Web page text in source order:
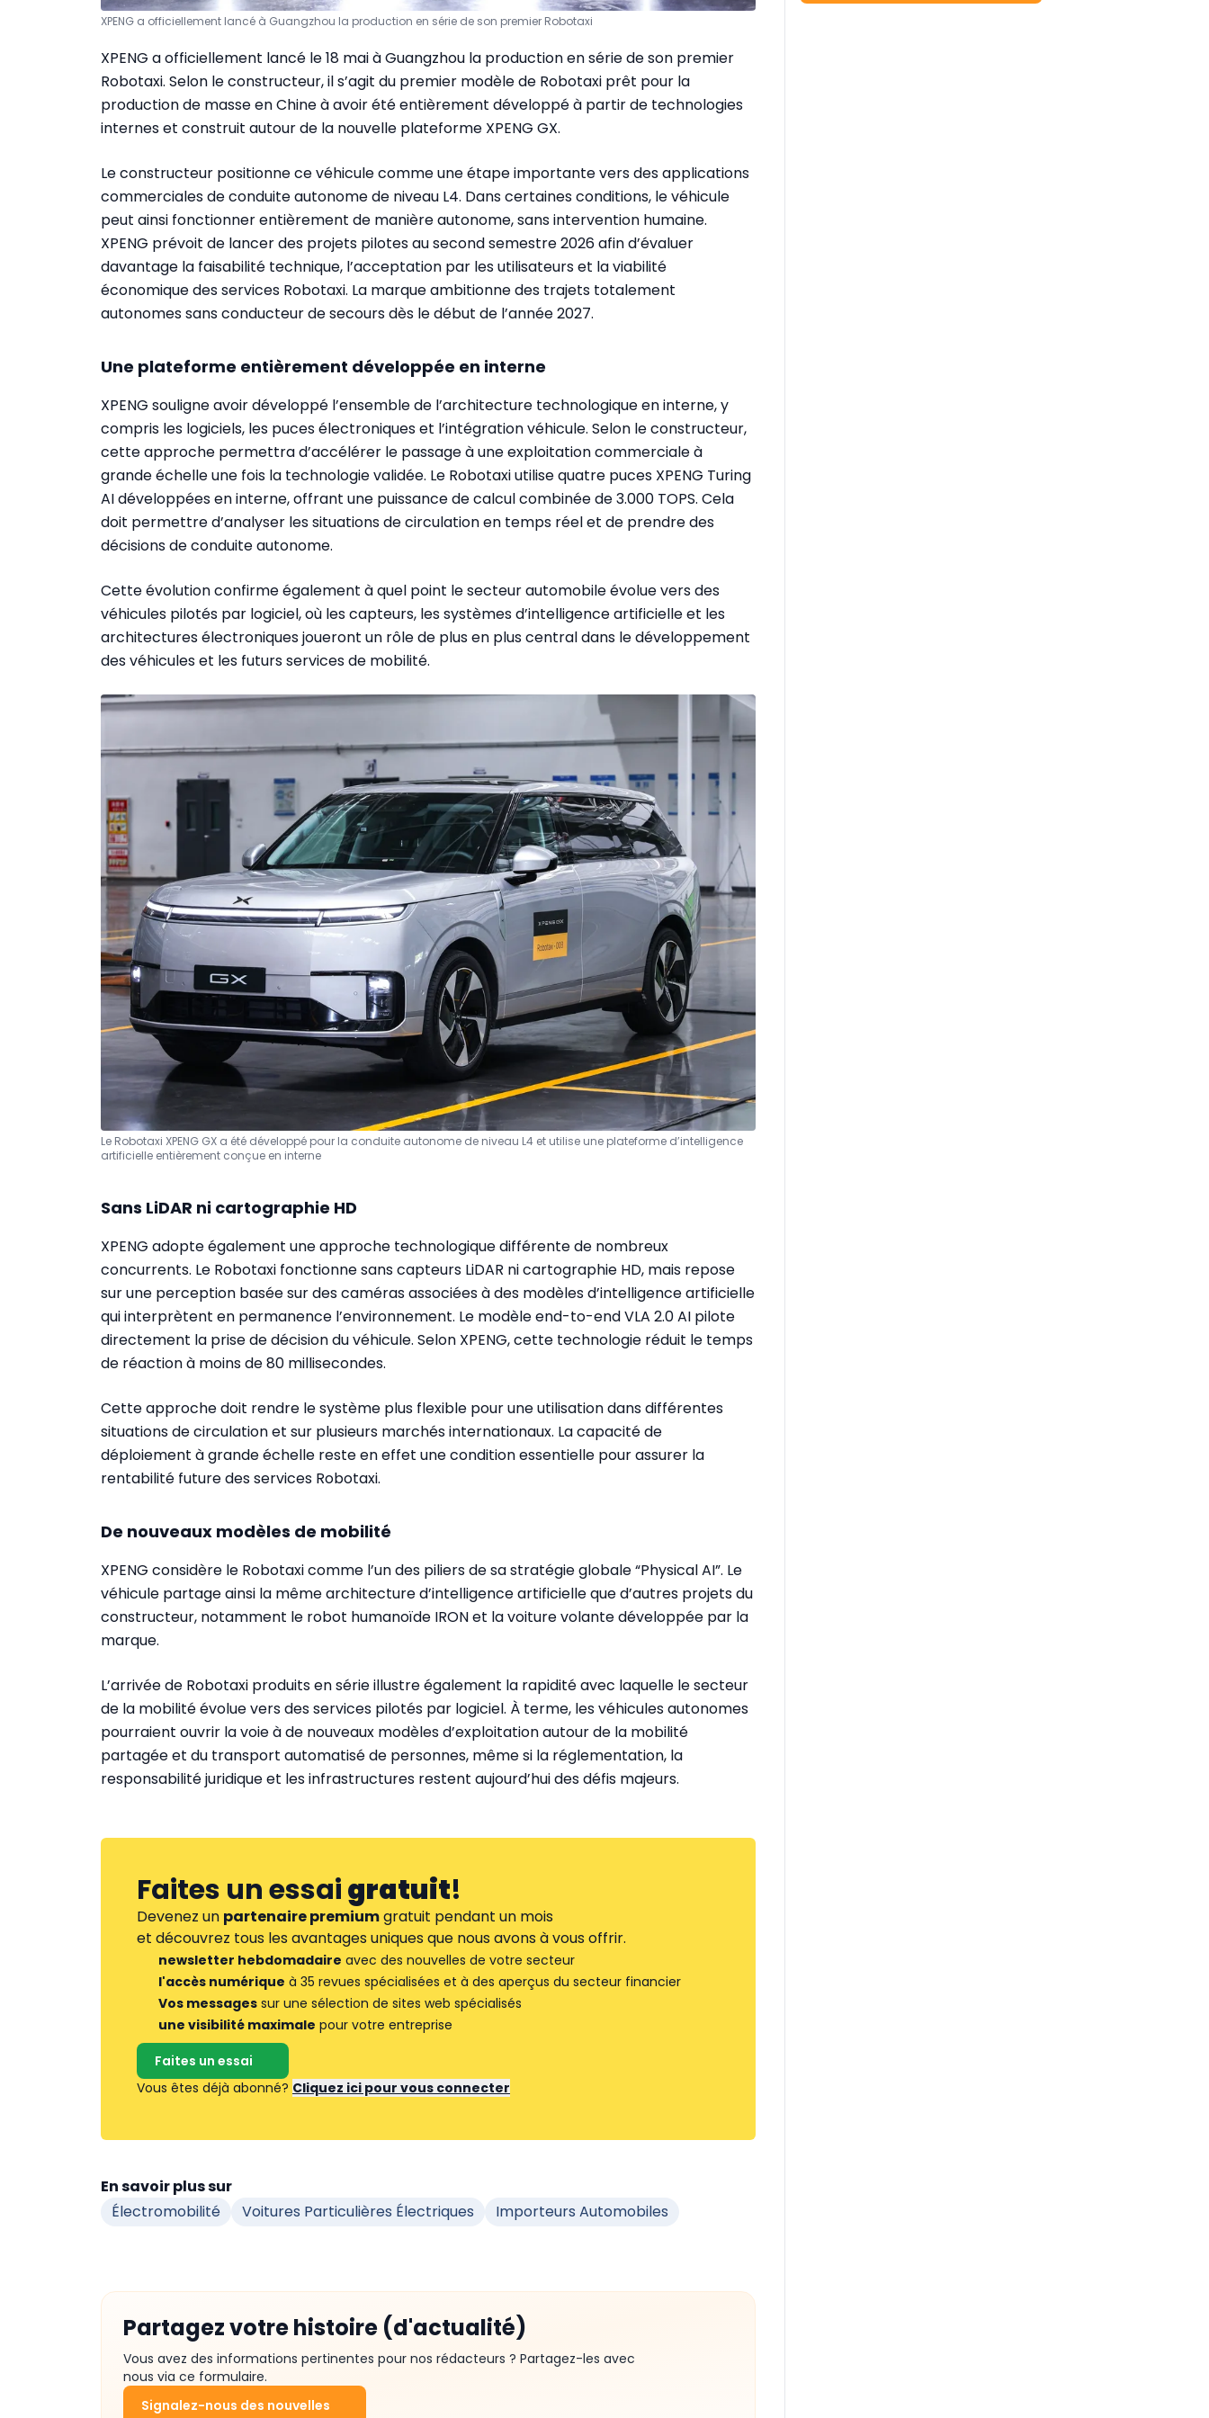
XPENG a officiellement lancé à Guangzhou la production en série de son premier Robotaxi
XPENG a officiellement lancé le 18 mai à Guangzhou la production en série de son premier
Robotaxi. Selon le constructeur, il s’agit du premier modèle de Robotaxi prêt pour la
production de masse en Chine à avoir été entièrement développé à partir de technologies
internes et construit autour de la nouvelle plateforme XPENG GX.
Le constructeur positionne ce véhicule comme une étape importante vers des applications
commerciales de conduite autonome de niveau L4. Dans certaines conditions, le véhicule
peut ainsi fonctionner entièrement de manière autonome, sans intervention humaine.
XPENG prévoit de lancer des projets pilotes au second semestre 2026 afin d’évaluer
davantage la faisabilité technique, l’acceptation par les utilisateurs et la viabilité
économique des services Robotaxi. La marque ambitionne des trajets totalement
autonomes sans conducteur de secours dès le début de l’année 2027.
Une plateforme entièrement développée en interne
XPENG souligne avoir développé l’ensemble de l’architecture technologique en interne, y
compris les logiciels, les puces électroniques et l’intégration véhicule. Selon le constructeur,
cette approche permettra d’accélérer le passage à une exploitation commerciale à
grande échelle une fois la technologie validée. Le Robotaxi utilise quatre puces XPENG Turing
AI développées en interne, offrant une puissance de calcul combinée de 3.000 TOPS. Cela
doit permettre d’analyser les situations de circulation en temps réel et de prendre des
décisions de conduite autonome.
Cette évolution confirme également à quel point le secteur automobile évolue vers des
véhicules pilotés par logiciel, où les capteurs, les systèmes d’intelligence artificielle et les
architectures électroniques joueront un rôle de plus en plus central dans le développement
des véhicules et les futurs services de mobilité.
Le Robotaxi XPENG GX a été développé pour la conduite autonome de niveau L4 et utilise une plateforme d’intelligence
artificielle entièrement conçue en interne
Sans LiDAR ni cartographie HD
XPENG adopte également une approche technologique différente de nombreux
concurrents. Le Robotaxi fonctionne sans capteurs LiDAR ni cartographie HD, mais repose
sur une perception basée sur des caméras associées à des modèles d’intelligence artificielle
qui interprètent en permanence l’environnement. Le modèle end-to-end VLA 2.0 AI pilote
directement la prise de décision du véhicule. Selon XPENG, cette technologie réduit le temps
de réaction à moins de 80 millisecondes.
Cette approche doit rendre le système plus flexible pour une utilisation dans différentes
situations de circulation et sur plusieurs marchés internationaux. La capacité de
déploiement à grande échelle reste en effet une condition essentielle pour assurer la
rentabilité future des services Robotaxi.
De nouveaux modèles de mobilité
XPENG considère le Robotaxi comme l’un des piliers de sa stratégie globale “Physical AI”. Le
véhicule partage ainsi la même architecture d’intelligence artificielle que d’autres projets du
constructeur, notamment le robot humanoïde IRON et la voiture volante développée par la
marque.
L’arrivée de Robotaxi produits en série illustre également la rapidité avec laquelle le secteur
de la mobilité évolue vers des services pilotés par logiciel. À terme, les véhicules autonomes
pourraient ouvrir la voie à de nouveaux modèles d’exploitation autour de la mobilité
partagée et du transport automatisé de personnes, même si la réglementation, la
responsabilité juridique et les infrastructures restent aujourd’hui des défis majeurs.
Faites un essaigratuit!
Devenez un partenaire premiumgratuit pendant un mois
et découvrez tous les avantages uniques que nous avons à vous offrir.
newsletter hebdomadaire avec des nouvelles de votre secteur
l'accès numérique à 35 revues spécialisées et à des aperçus du secteur financier
Vos messages sur une sélection de sites web spécialisés
une visibilité maximale pour votre entreprise
Faites un essai
Vous êtes déjà abonné? Cliquez ici pour vous connecter
En savoir plus sur
Électromobilité
Voitures Particulières Électriques Importeurs Automobiles
Partagez votre histoire (d'actualité)
Vous avez des informations pertinentes pour nos rédacteurs ? Partagez-les avec
nous via ce formulaire.
Signalez-nous des nouvelles